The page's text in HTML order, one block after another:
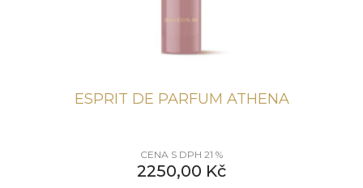
ESPRIT DE PARFUM ATHENA
CENA S DPH 21 %
2250,00 Kč